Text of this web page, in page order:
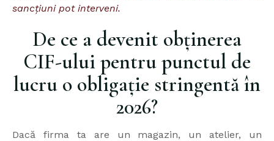
sancțiuni pot interveni.
De ce a devenit obținerea
CIF-ului pentru punctul de
lucru o obligație stringentă în
2026?
Dacă firma ta are un magazin, un atelier, un